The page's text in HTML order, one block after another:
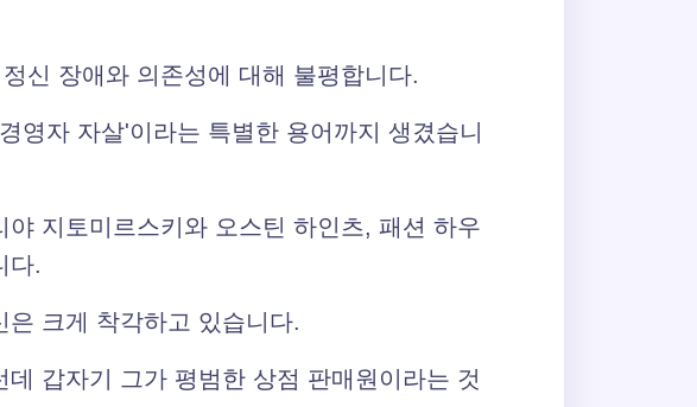
신 장애와 의존성에 대해 불평합니다.
영자 자살'이라는 특별한 용어까지 생겼습니
지토미르스키와 오스틴 하인츠, 패션 하우
다.
크게 착각하고 있습니다.
갑자기 그가 평범한 상점 판매원이라는 것